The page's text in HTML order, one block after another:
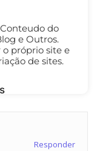
do
e Outros.
próprio site e
de sites.
Responder